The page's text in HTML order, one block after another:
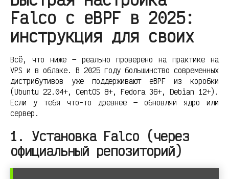
Falco с eBPF в 2025:
инструкция для своих
Всё, что ниже — реально проверено на практике на
VPS и в облаке. В 2025 году большинство современных
дистрибутивов уже поддерживают eBPF из коробки
(Ubuntu 22.04+, CentOS 8+, Fedora 36+, Debian 12+).
Если у тебя что-то древнее — обновляй ядро или
сервер.
1. Установка Falco (через
официальный репозиторий)